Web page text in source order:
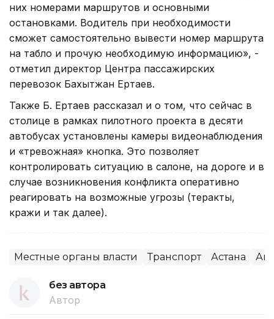
них номерами маршрутов и основными
остановками. Водитель при необходимости
сможет самостоятельно вывести номер маршрута
на табло и прочую необходимую информацию», -
отметил директор Центра пассажирских
перевозок Бахытжан Ертаев.
Также Б. Ертаев рассказал и о том, что сейчас в
столице в рамках пилотного проекта в десяти
автобусах установлены камеры видеонаблюдения
и «тревожная» кнопка. Это позволяет
контролировать ситуацию в салоне, на дороге и в
случае возникновения конфликта оперативно
реагировать на возможные угрозы (теракты,
кражи и так далее).
Местные органы власти Транспорт Астана
без автора
Автор